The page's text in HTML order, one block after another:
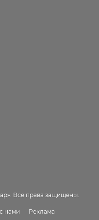
Все права защищены.
нами Реклама